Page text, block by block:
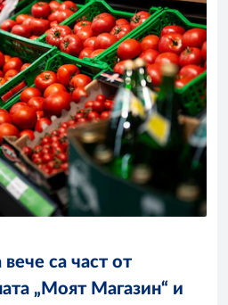
са част от
„Моят Магазин“ и